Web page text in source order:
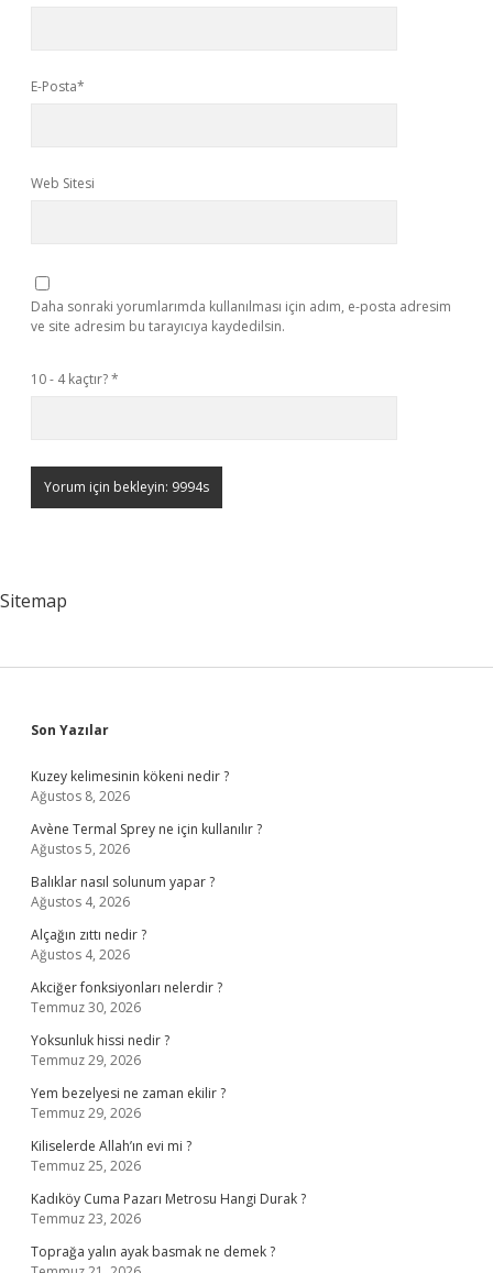
E-Posta*
Web Sitesi
Daha sonraki yorumlarımda kullanılması için adım, e-posta adresim
ve site adresim bu tarayıcıya kaydedilsin.
10 - 4 kaçtır?*
Sitemap
Sidebar
Son Yazılar
Kuzey kelimesinin kökeni nedir ?
Ağustos 8, 2026
Avène Termal Sprey ne için kullanılır ?
Ağustos 5, 2026
Balıklar nasıl solunum yapar ?
Ağustos 4, 2026
Alçağın zıttı nedir ?
Ağustos 4, 2026
Akciğer fonksiyonları nelerdir ?
Temmuz 30, 2026
Yoksunluk hissi nedir ?
Temmuz 29, 2026
Yem bezelyesi ne zaman ekilir ?
Temmuz 29, 2026
Kiliselerde Allah’ın evi mi ?
Temmuz 25, 2026
Kadıköy Cuma Pazarı Metrosu Hangi Durak ?
Temmuz 23, 2026
Toprağa yalın ayak basmak ne demek ?